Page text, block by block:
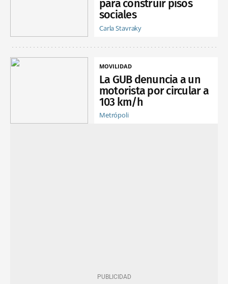
para construir pisos
sociales
Carla Stavraky
MOVILIDAD
La GUB denuncia a un
motorista por circular a
103 km/h
Metrópoli